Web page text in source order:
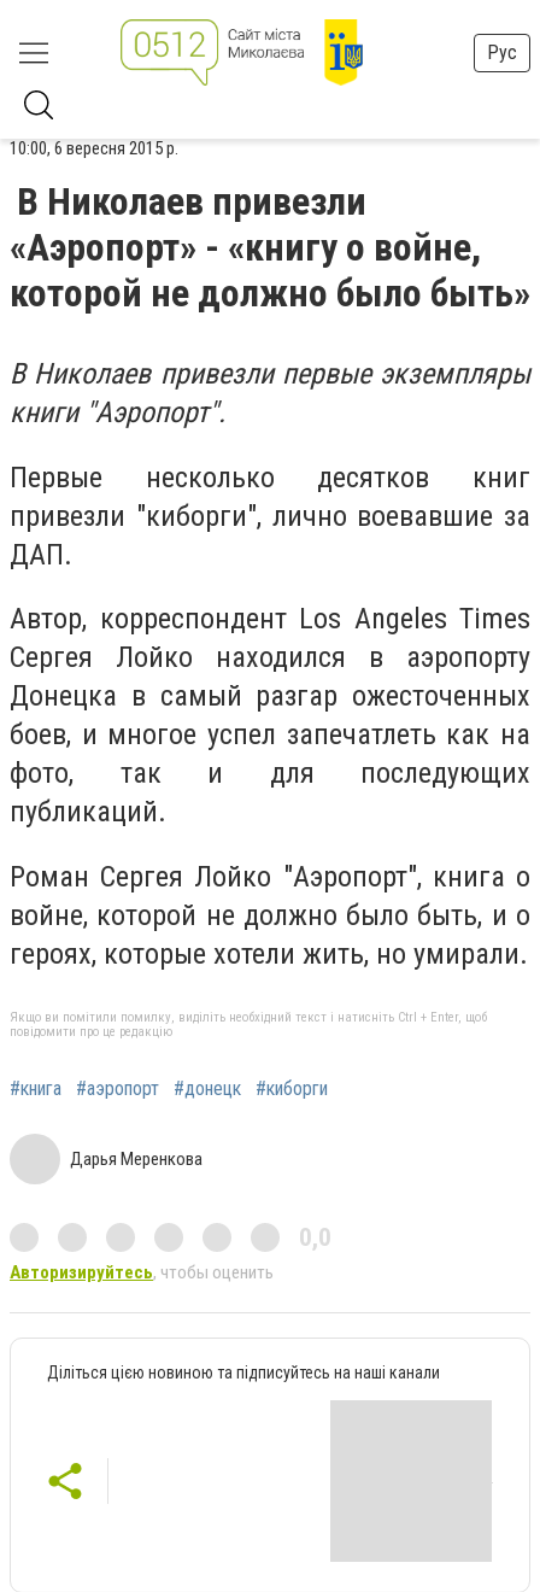
Рус
10:00, 6 вересня 2015 р.
В Николаев привезли
«Аэропорт» - «книгу о войне,
которой не должно было быть»
В Николаев привезли первые экземпляры
книги "Аэропорт".
Первые несколько десятков книг
привезли "киборги", лично воевавшие за
ДАП.
Автор, корреспондент Los Angeles Times
Сергея Лойко находился в аэропорту
Донецка в самый разгар ожесточенных
боев, и многое успел запечатлеть как на
фото, так и для последующих
публикаций.
Роман Сергея Лойко "Аэропорт", книга о
войне, которой не должно было быть, и о
героях, которые хотели жить, но умирали.
Якщо ви помітили помилку, виділіть необхідний текст і натисніть Ctrl + Enter, щоб
повідомити про це редакцію
#книга #аэропорт #донецк #киборги
Дарья Меренкова
0,0
Авторизируйтесь, чтобы оценить
Діліться цією новиною та підписуйтесь на наші канали